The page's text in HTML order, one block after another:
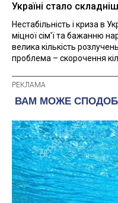
Україні стало
Нестабільність і криза в
міцної сім'ї та бажанню
велика кількість
проблема – скорочення